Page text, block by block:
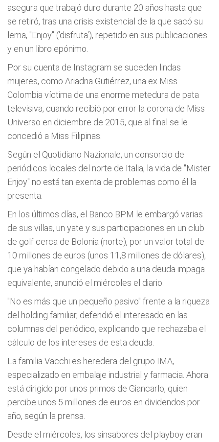
asegura que trabajó duro durante 20 años hasta que
se retiró, tras una crisis existencial de la que sacó su
lema, "Enjoy" ('disfruta'), repetido en sus publicaciones
y en un libro epónimo.
Por su cuenta de Instagram se suceden lindas
mujeres, como Ariadna Gutiérrez, una ex Miss
Colombia víctima de una enorme metedura de pata
televisiva, cuando recibió por error la corona de Miss
Universo en diciembre de 2015, que al final se le
concedió a Miss Filipinas.
Según el Quotidiano Nazionale, un consorcio de
periódicos locales del norte de Italia, la vida de "Mister
Enjoy" no está tan exenta de problemas como él la
presenta.
En los últimos días, el Banco BPM le embargó varias
de sus villas, un yate y sus participaciones en un club
de golf cerca de Bolonia (norte), por un valor total de
10 millones de euros (unos 11,8 millones de dólares),
que ya habían congelado debido a una deuda impaga
equivalente, anunció el miércoles el diario.
"No es más que un pequeño pasivo" frente a la riqueza
del holding familiar, defendió el interesado en las
columnas del periódico, explicando que rechazaba el
cálculo de los intereses de esta deuda.
La familia Vacchi es heredera del grupo IMA,
especializado en embalaje industrial y farmacia. Ahora
está dirigido por unos primos de Giancarlo, quien
percibe unos 5 millones de euros en dividendos por
año, según la prensa.
Desde el miércoles, los sinsabores del playboy eran